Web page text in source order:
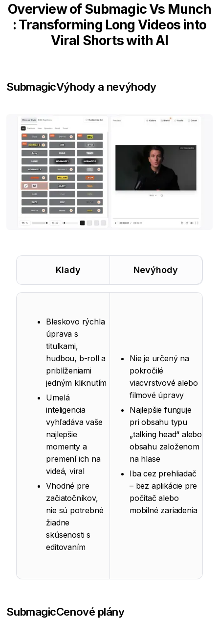
Overview of Submagic Vs Munch
: Transforming Long Videos into
Viral Shorts with AI
SubmagicVýhody a nevýhody
Klady Nevýhody
Bleskovo rýchla
úprava s
titulkami,
hudbou, b-roll a
priblíženiami
jedným kliknutím
Umelá
inteligencia
vyhľadáva vaše
najlepšie
momenty a
premení ich na
videá, viral
Vhodné pre
začiatočníkov,
nie sú potrebné
žiadne
skúsenosti s
editovaním
Nie je určený na
pokročilé
viacvrstvové alebo
filmové úpravy
Najlepšie funguje
pri obsahu typu
„talking head“ alebo
obsahu založenom
na hlase
Iba cez prehliadač
– bez aplikácie pre
počítač alebo
mobilné zariadenia
SubmagicCenové plány